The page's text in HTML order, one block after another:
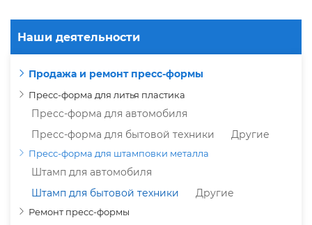
Наши деятельности
Продажа и ремонт пресс-формы
Пресс-форма для литья пластика
Пресс-форма для автомобиля
Пресс-форма для бытовой техники
Другие
Пресс-форма для штамповки металла
Штамп для автомобиля
Штамп для бытовой техники
Другие
Ремонт пресс-формы